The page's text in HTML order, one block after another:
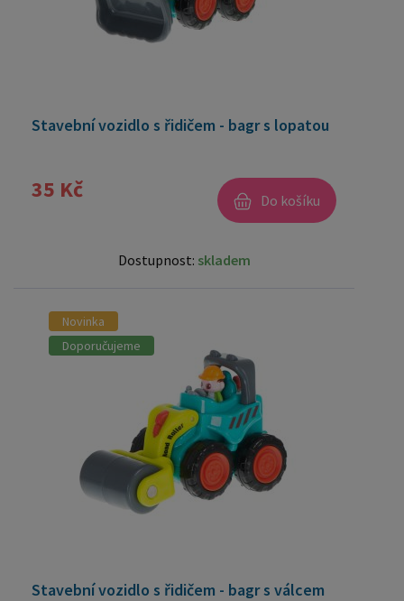
Stavební vozidlo s řidičem - bagr s lopatou
35 Kč Do košíku
Dostupnost: skladem
Novinka
Doporučujeme
Stavební vozidlo s řidičem - bagr s válcem